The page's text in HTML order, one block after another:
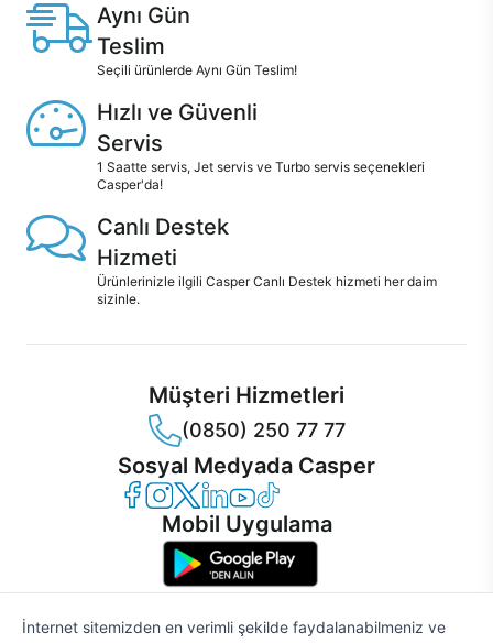
Aynı Gün
Teslim
Seçili ürünlerde Aynı Gün Teslim!
Hızlı ve Güvenli
Servis
1 Saatte servis, Jet servis ve Turbo servis seçenekleri
Casper'da!
Canlı Destek
Hizmeti
Ürünlerinizle ilgili Casper Canlı Destek hizmeti her daim
sizinle.
Müşteri Hizmetleri
(0850) 250 77 77
Sosyal Medyada Casper
Casper Facebook
Casper Instagram
Casper Twitter
Casper LinkedIn
Casper YouTube
Casper TikTok
Mobil Uygulama
İnternet sitemizden en verimli şekilde faydalanabilmeniz ve